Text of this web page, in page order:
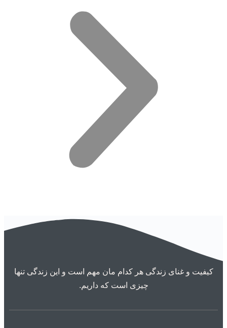
کیفیت و غنای زندگی هر کدام مان مهم است و این زندگی تنها
چیزی است که داریم.